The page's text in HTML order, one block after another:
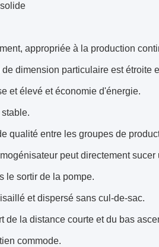
appropriée à la production
dimension particulaire est étroite
et élevé et économie d'énergie.
qualité entre les groupes de
peut directement
le sortir de la pompe.
et dispersé sans cul-de-sac.
de la distance courte et du bas
commode.